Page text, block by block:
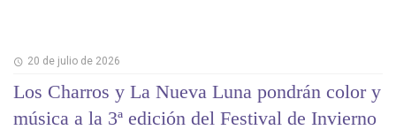
20 de julio de 2026
Los Charros y La Nueva Luna pondrán color y
música a la 3ª edición del Festival de Invierno